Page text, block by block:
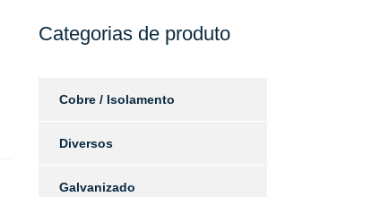
Categorias de produto
Cobre / Isolamento
Diversos
Galvanizado